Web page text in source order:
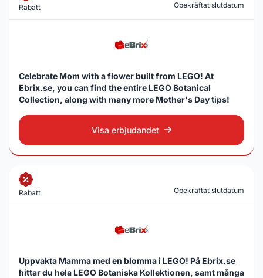
Rabatt Obekräftat slutdatum
Celebrate Mom with a flower built from LEGO! At
Ebrix.se, you can find the entire LEGO Botanical
Collection, along with many more Mother's Day tips!
Visa erbjudandet
Rabatt Obekräftat slutdatum
Uppvakta Mamma med en blomma i LEGO! På Ebrix.se
hittar du hela LEGO Botaniska Kollektionen, samt många